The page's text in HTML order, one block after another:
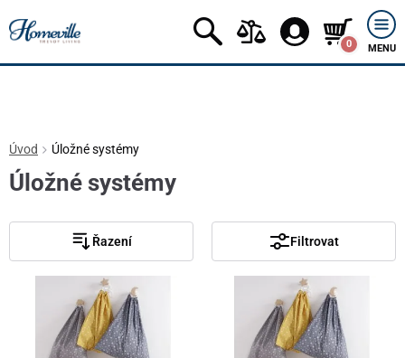
0 MENU
Úvod Úložné systémy
Úložné systémy
Řazení Filtrovat